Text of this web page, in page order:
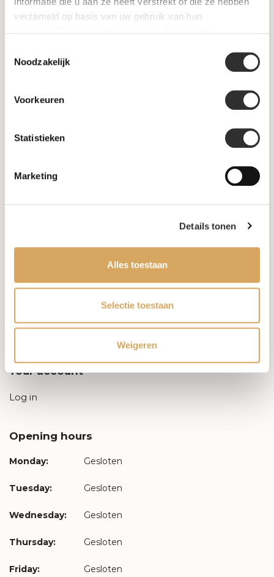
verzameld op basis van uw gebruik van hun
Noodzakelijk
Voorkeuren
Statistieken
Marketing
Details tonen
Alles toestaan
Selectie toestaan
Weigeren
Maatwerk
Leveringsvoorwaarden
Privacy Policy
Your account
Log in
Opening hours
Monday: Gesloten
Tuesday: Gesloten
Wednesday: Gesloten
Thursday: Gesloten
Friday: Gesloten